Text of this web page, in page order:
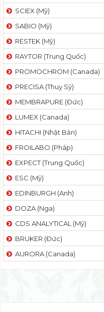
SCIEX (Mỹ)
SABIO (Mỹ)
RESTEK (Mỹ)
RAYTOR (Trung Quốc)
PROMOCHROM (Canada)
PRECISA (Thuỵ Sỹ)
MEMBRAPURE (Đức)
LUMEX (Canada)
HITACHI (Nhật Bản)
FROILABO (Pháp)
EXPECT (Trung Quốc)
ESC (Mỹ)
EDINBURGH (Anh)
DOZA (Nga)
CDS ANALYTICAL (Mỹ)
BRUKER (Đức)
AURORA (Canada)